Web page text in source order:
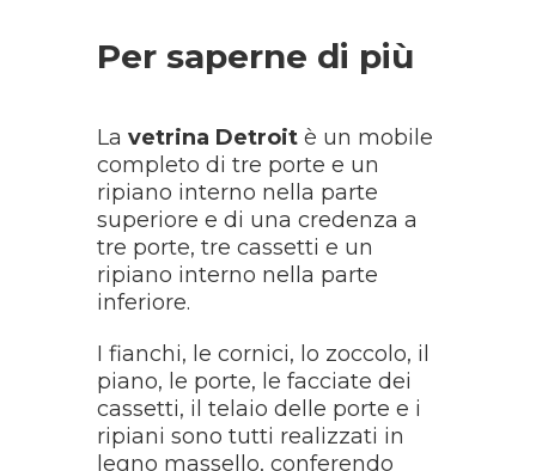
Per saperne di più
Lavetrina Detroitè un mobile
completo di tre porte e un
ripiano interno nella parte
superiore e di una credenza a
tre porte, tre cassetti e un
ripiano interno nella parte
inferiore.
I fianchi, le cornici, lo zoccolo, il
piano, le porte, le facciate dei
cassetti, il telaio delle porte e i
ripiani sono tutti realizzati in
legno massello, conferendo